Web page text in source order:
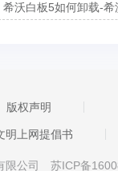
希沃白板5如何卸载-
版权声明
明上网提倡书
限公司 苏ICP备